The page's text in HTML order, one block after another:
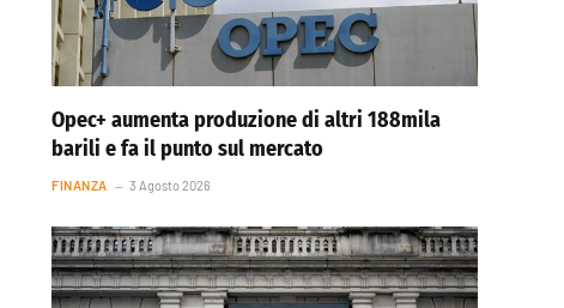
Opec+ aumenta produzione di altri 188mila
barili e fa il punto sul mercato
FINANZA 3 Agosto 2026